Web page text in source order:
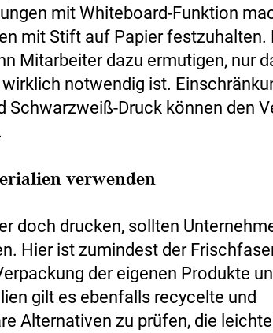
mit Whiteboard-Funktion
mit Stift auf Papier festzuhalten.
Mitarbeiter dazu ermutigen, nur
notwendig ist.
Schwarzweiß-Druck können den
verwenden
doch drucken, sollten
Hier ist zumindest der
der eigenen Produkte
gilt es ebenfalls recycelte und
Alternativen zu prüfen, die